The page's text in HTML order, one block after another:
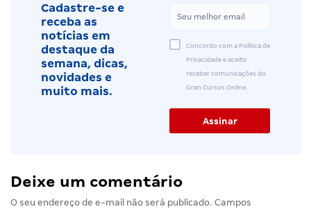
Cadastre-se e
receba as
notícias em
destaque da
semana, dicas,
novidades e
muito mais.
Concordo com a Política de
Privacidade e aceito
receber comunicações do
Gran Cursos Online.
Deixe um comentário
O seu endereço de e-mail não será publicado. Campos